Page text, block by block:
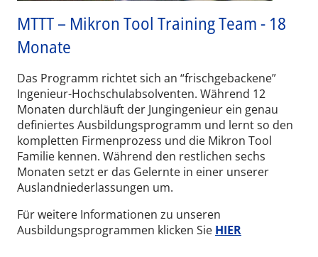
MTTT – Mikron Tool Training Team - 18
Monate
Das Programm richtet sich an “frischgebackene”
Ingenieur-Hochschulabsolventen. Während 12
Monaten durchläuft der Jungingenieur ein genau
definiertes Ausbildungsprogramm und lernt so den
kompletten Firmenprozess und die Mikron Tool
Familie kennen. Während den restlichen sechs
Monaten setzt er das Gelernte in einer unserer
Auslandniederlassungen um.
Für weitere Informationen zu unseren
Ausbildungsprogrammen klicken Sie HIER